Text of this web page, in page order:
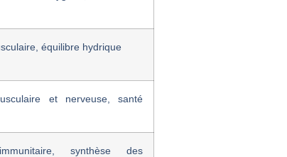
équilibre hydrique
et nerveuse, santé
synthèse des